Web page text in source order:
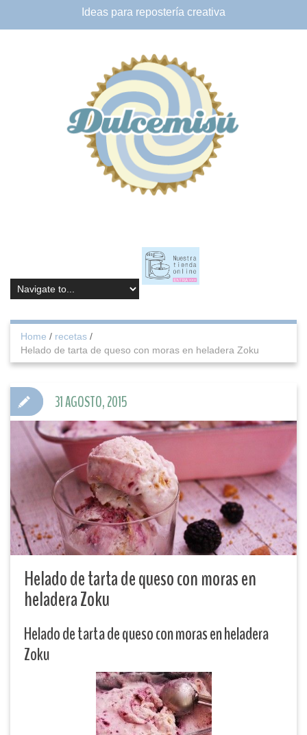
Ideas para repostería creativa
Home / recetas /
Helado de tarta de queso con moras en heladera Zoku
Helado de tarta de queso con moras en
heladera Zoku
Helado de tarta de queso con moras en heladera
Zoku
31 AGOSTO, 2015